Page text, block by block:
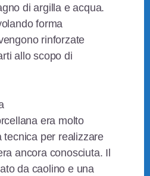
di argilla e acqua.
forma
rinforzate
allo scopo di
era molto
tecnica per realizzare
ancora conosciuta. Il
da caolino e una